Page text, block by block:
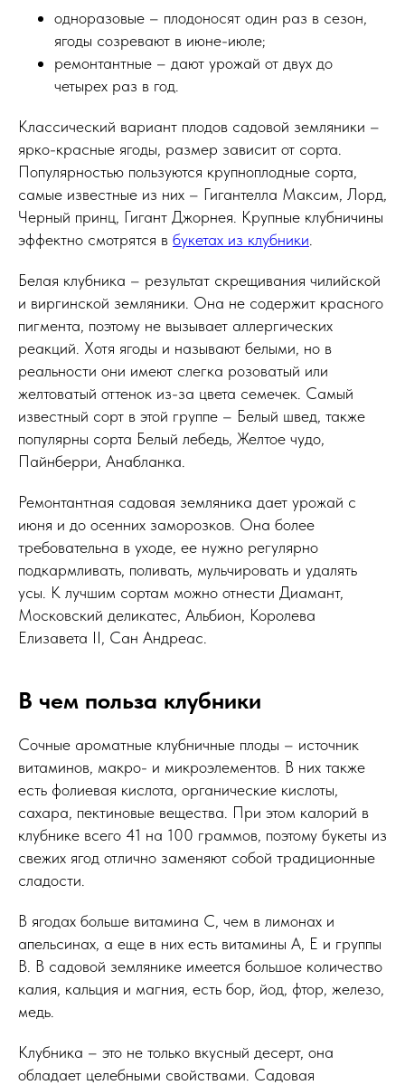
одноразовые – плодоносят один раз в сезон,
ягоды созревают в июне-июле;
ремонтантные – дают урожай от двух до
четырех раз в год.
Классический вариант плодов садовой земляники –
ярко-красные ягоды, размер зависит от сорта.
Популярностью пользуются крупноплодные сорта,
самые известные из них – Гигантелла Максим, Лорд,
Черный принц, Гигант Джорнея. Крупные клубничины
эффектно смотрятся в букетах из клубники
Белая клубника – результат скрещивания чилийской
и виргинской земляники. Она не содержит красного
пигмента, поэтому не вызывает аллергических
реакций. Хотя ягоды и называют белыми, но в
реальности они имеют слегка розоватый или
желтоватый оттенок из-за цвета семечек. Самый
известный сорт в этой группе – Белый швед, также
популярны сорта Белый лебедь, Желтое чудо,
Пайнберри, Анабланка.
Ремонтантная садовая земляника дает урожай с
июня и до осенних заморозков. Она более
требовательна в уходе, ее нужно регулярно
подкармливать, поливать, мульчировать и удалять
усы. К лучшим сортам можно отнести Диамант,
Московский деликатес, Альбион, Королева
Елизавета II, Сан Андреас.
В чем польза клубники
Сочные ароматные клубничные плоды – источник
витаминов, макро- и микроэлементов. В них также
есть фолиевая кислота, органические кислоты,
сахара, пектиновые вещества. При этом калорий в
клубнике всего 41 на 100 граммов, поэтому букеты из
свежих ягод отлично заменяют собой традиционные
сладости.
В ягодах больше витамина С, чем в лимонах и
апельсинах, а еще в них есть витамины А, Е и группы
В. В садовой землянике имеется большое количество
калия, кальция и магния, есть бор, йод, фтор, железо,
медь.
Клубника – это не только вкусный десерт, она
обладает целебными свойствами. Садовая